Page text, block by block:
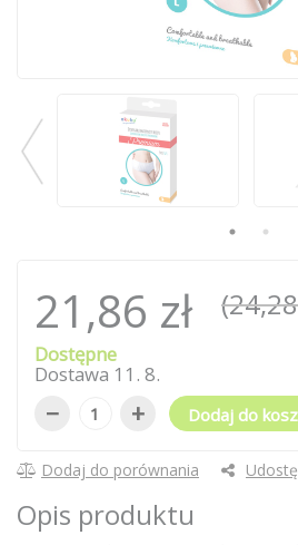
21,86 zł (24,28
Dostępne
Dostawa 11 . 8.
− + Dodaj do
Dodaj do porównania
Opis produktu